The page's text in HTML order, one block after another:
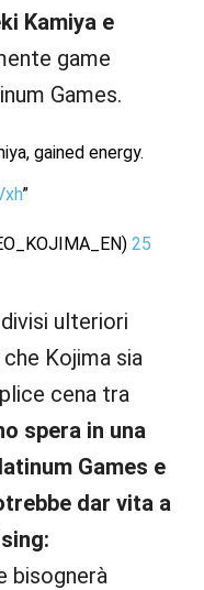
Kamiya e
game
Games.
gained energy.
”
25
ulteriori
Kojima sia
cena tra
spera in una
Games e
dar vita a
bisognerà